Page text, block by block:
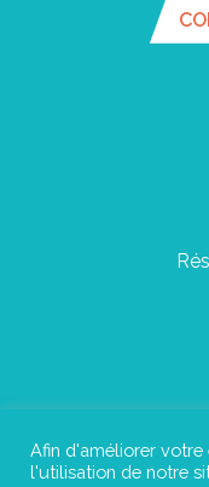
Afin d'améliorer
l'utilisation de notre